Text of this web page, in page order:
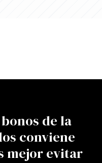
de la
conviene
mejor evitar